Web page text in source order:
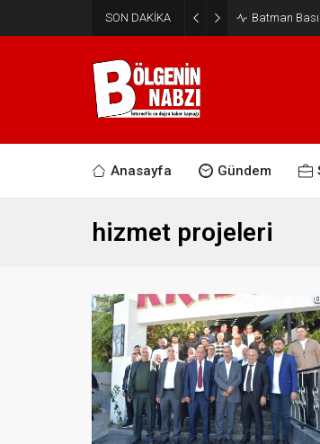
SON DAKİKA Batman
Anasayfa Gündem
hizmet projeleri